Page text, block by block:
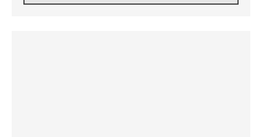
الفاتيكان يعلن برنامج الزيارة الرسولية للبابا لاوُن